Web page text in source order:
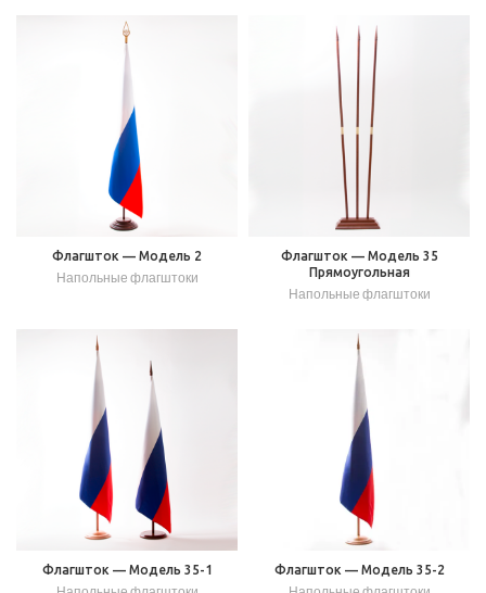
Флагшток — Модель 2
Напольные флагштоки
Флагшток — Модель 35
Прямоугольная
Напольные флагштоки
Флагшток — Модель 35-1 Флагшток — Модель 35-2